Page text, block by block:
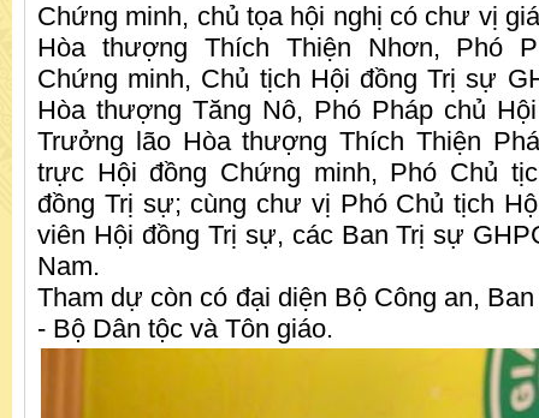
Chứng minh, chủ tọa hội nghị có chư vị
Hòa thượng Thích Thiện Nhơn, Phó
Chứng minh, Chủ tịch Hội đồng Trị sự
Hòa thượng Tăng Nô, Phó Pháp chủ
Trưởng lão Hòa thượng Thích Thiện
trực Hội đồng Chứng minh, Phó Chủ
đồng Trị sự; cùng chư vị Phó Chủ tịch
viên Hội đồng Trị sự, các Ban Trị sự
Nam.
Tham dự còn có đại diện Bộ Công an,
- Bộ Dân tộc và Tôn giáo.